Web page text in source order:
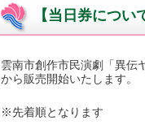
【当日券につ
雲南市創作市民演劇「異伝
から販売開始いたします。
※先着順となります